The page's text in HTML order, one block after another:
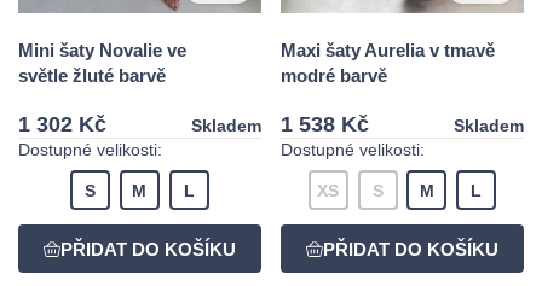
Mini šaty Novalie ve
světle žluté barvě
1 302 Kč
Skladem
Dostupné velikosti:
S M L
Maxi šaty Aurelia v tmavě
modré barvě
1 538 Kč
Skladem
Dostupné velikosti:
XS S M L